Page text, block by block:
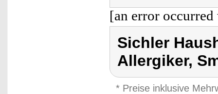
[an error
Sichler
Allergiker,
* Preise inklusive